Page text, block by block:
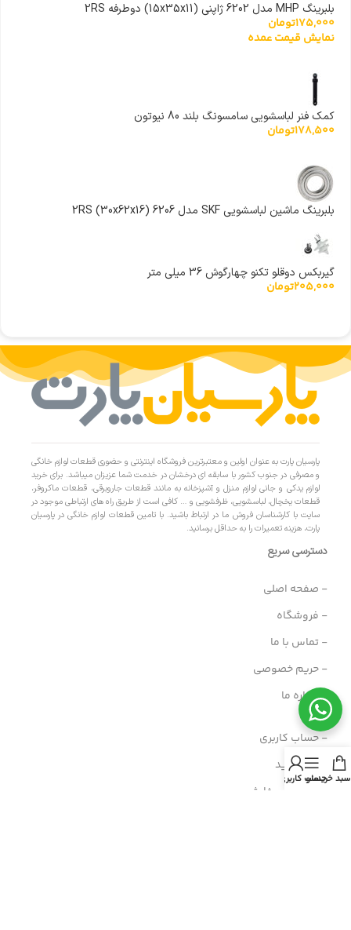
بلبرینگ MHP مدل 6202 ژاپنی (15x35x11) دوطرفه 2RS
175,000تومان
نمایش قیمت عمده
کمک فنر لباسشویی سامسونگ بلند 80 نیوتون
178,500تومان
بلبرینگ ماشین لباسشویی SKF مدل 6206 (30x62x16) 2RS
گیربکس دوقلو تکنو چهارگوش 36 میلی متر
205,000تومان
پارسیان پارت به عنوان اولین و معتبرترین فروشگاه اینترنتی و حضوری قطعات لوازم خانگی
و مصرفی در جنوب کشور با سابقه ای درخشان در خدمت شما عزیزان میباشد. برای خرید
لوازم یدکی و جانی لوازم منزل و آشپزخانه به مانند قطعات جاروبرقی، قطعات ماکروفر،
قطعات یخچال، لباسشویی، ظرفشویی و … کافی است از طریق راه های ارتباطی موجود در
سایت با کارشناسان فروش ما در ارتباط باشید. با تامین قطعات لوازم خانگی در پارسیان
پارت، هزینه تعمیرات را به حداقل برسانید.
دسترسی سریع
- صفحه اصلی
- فروشگاه
- تماس با ما
- حریم خصوصی
- درباره ما
- حساب کاربری
- سبد خرید
- پیگیری سفارش
سبد خریدمنو
حساب کاربری من